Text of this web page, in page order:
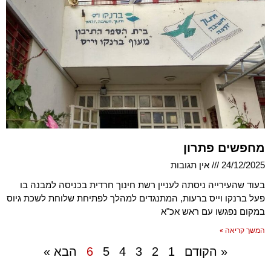
מחפשים פתרון
24/12/2025
אין תגובות
בעוד שהעירייה ניסתה לעניין רשת חינוך חרדית בכניסה למבנה בו
פעל ברנקו וייס ברעות, המתנגדים למהלך לפתיחת שלוחת לשכת גיוס
במקום נפגשו עם ראש אכ"א
המשך קריאה »
« הקודם 1
2
3
4
5
6 הבא »